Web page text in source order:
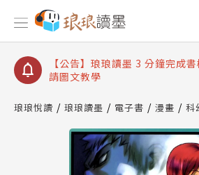
【公告】琅琅讀墨數位閱讀資
【公告】琅琅讀墨書櫃開通常見
【公告】琅琅讀墨 3 分鐘完成
請圖文教學
查詢
【公告】琅琅讀墨數位閱讀資產
琅琅悅讀 琅琅讀墨 電子書 漫畫 科